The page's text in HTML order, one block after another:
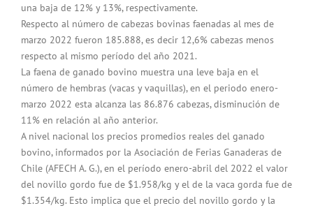
una baja de 12% y 13%, respectivamente.
Respecto al número de cabezas bovinas faenadas al mes de
marzo 2022 fueron 185.888, es decir 12,6% cabezas menos
respecto al mismo período del año 2021.
La faena de ganado bovino muestra una leve baja en el
número de hembras (vacas y vaquillas), en el periodo enero-
marzo 2022 esta alcanza las 86.876 cabezas, disminución de
11% en relación al año anterior.
A nivel nacional los precios promedios reales del ganado
bovino, informados por la Asociación de Ferias Ganaderas de
Chile (AFECH A. G.), en el período enero-abril del 2022 el valor
del novillo gordo fue de $1.958/kg y el de la vaca gorda fue de
$1.354/kg. Esto implica que el precio del novillo gordo y la